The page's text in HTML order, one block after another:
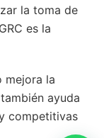
la toma de
es la
mejora la
ayuda
competitivas